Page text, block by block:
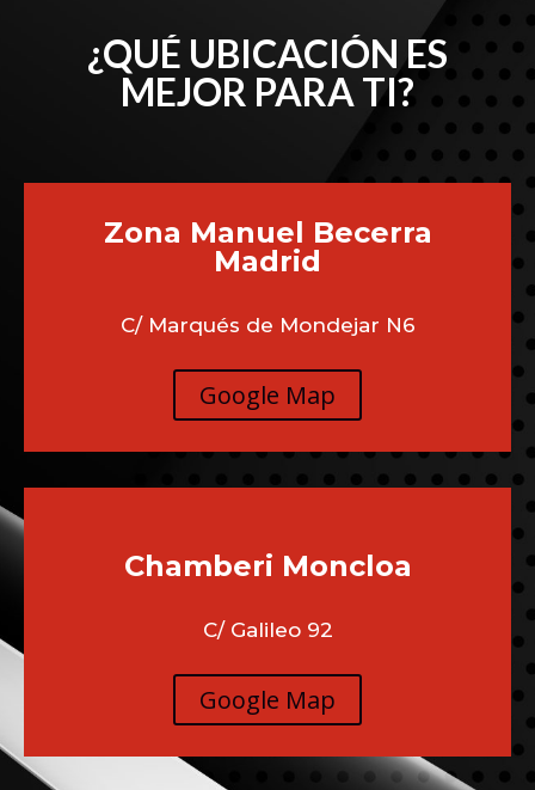
¿QUÉ UBICACIÓN ES
MEJOR PARA TI?
Zona Manuel Becerra
Madrid
C/ Marqués de Mondejar N6
Google Map
Chamberi Moncloa
C/ Galileo 92
Google Map